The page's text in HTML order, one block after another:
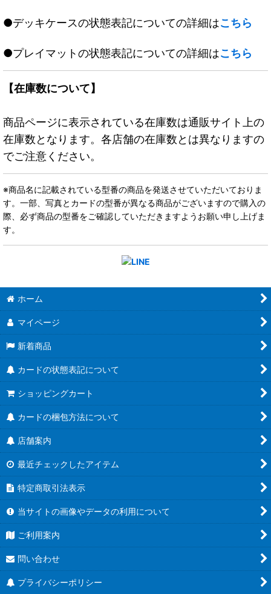
●デッキケースの状態表記についての詳細はこちら
●プレイマットの状態表記についての詳細はこちら
【在庫数について】
商品ページに表示されている在庫数は通販サイト上の
在庫数となります。各店舗の在庫数とは異なりますの
でご注意ください。
※商品名に記載されている型番の商品を発送させていただいておりま
す。一部、写真とカードの型番が異なる商品がございますので購入の
際、必ず商品の型番をご確認していただきますようお願い申し上げま
す。
ホーム
マイページ
新着商品
カードの状態表記について
ショッピングカート
カードの梱包方法について
店舗案内
最近チェックしたアイテム
特定商取引法表示
当サイトの画像やデータの利用について
ご利用案内
問い合わせ
プライバシーポリシー